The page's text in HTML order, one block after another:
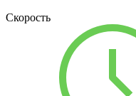
Скорость